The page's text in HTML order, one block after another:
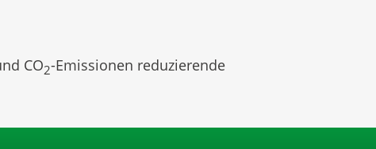
CO2-Emissionen reduzierende